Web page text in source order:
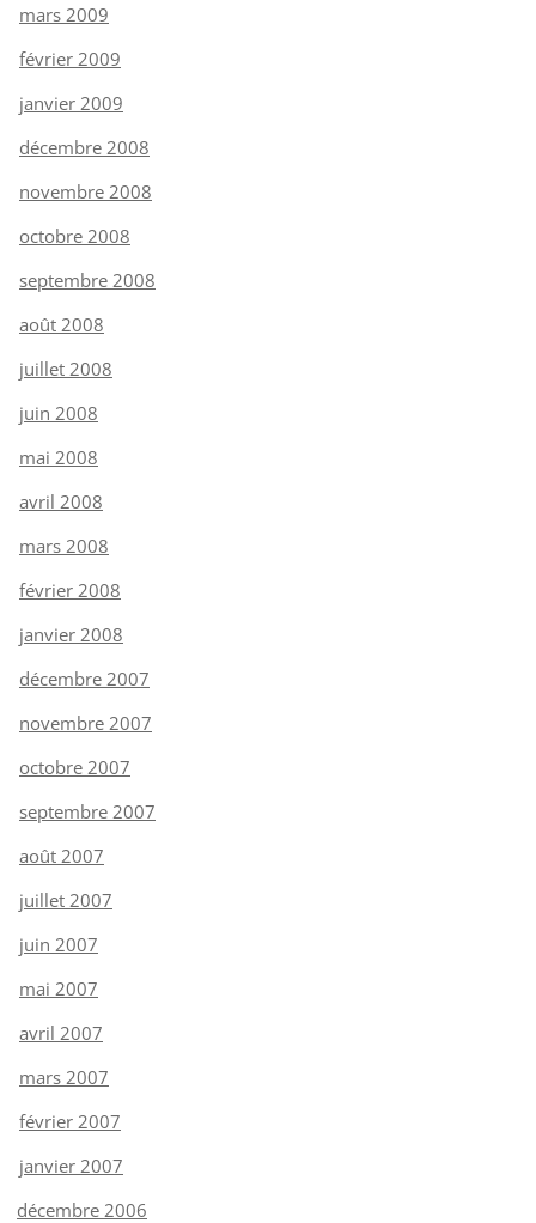
mars 2009
février 2009
janvier 2009
décembre 2008
novembre 2008
octobre 2008
septembre 2008
août 2008
juillet 2008
juin 2008
mai 2008
avril 2008
mars 2008
février 2008
janvier 2008
décembre 2007
novembre 2007
octobre 2007
septembre 2007
août 2007
juillet 2007
juin 2007
mai 2007
avril 2007
mars 2007
février 2007
janvier 2007
décembre 2006